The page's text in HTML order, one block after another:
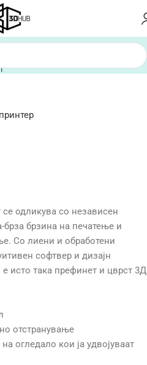
одликува со независен
брза брзина на печатење и
Со лиени и обработени
софтвер и дизајн
исто така префинет и цврст 3Д
отстранување
огледало кои ја удвојуваат